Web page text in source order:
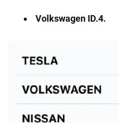
Volkswagen ID.4.